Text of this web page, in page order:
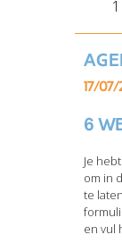
1
17/
6
Je
om in
te
en vul